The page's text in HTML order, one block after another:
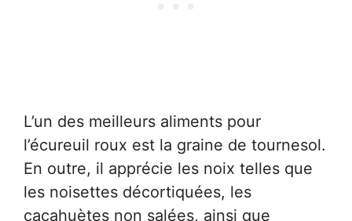
L’un des meilleurs aliments pour
l’écureuil roux est la graine de tournesol.
En outre, il apprécie les noix telles que
les noisettes décortiquées, les
cacahuètes non salées, ainsi que